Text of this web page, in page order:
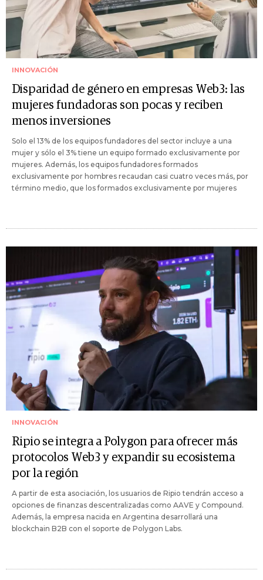
INNOVACIÓN
Disparidad de género en empresas Web3: las
mujeres fundadoras son pocas y reciben
menos inversiones
Solo el 13% de los equipos fundadores del sector incluye a una
mujer y sólo el 3% tiene un equipo formado exclusivamente por
mujeres. Además, los equipos fundadores formados
exclusivamente por hombres recaudan casi cuatro veces más, por
término medio, que los formados exclusivamente por mujeres
INNOVACIÓN
Ripio se integra a Polygon para ofrecer más
protocolos Web3 y expandir su ecosistema
por la región
A partir de esta asociación, los usuarios de Ripio tendrán acceso a
opciones de finanzas descentralizadas como AAVE y Compound.
Además, la empresa nacida en Argentina desarrollará una
blockchain B2B con el soporte de Polygon Labs.